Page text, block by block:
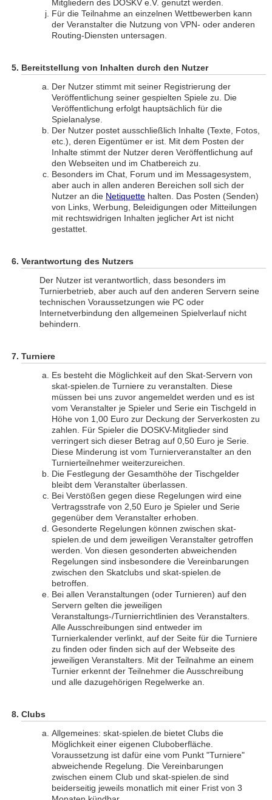
Mitgliedern des DOSKV e.V. genutzt werden.
Für die Teilnahme an einzelnen Wettbewerben kann
der Veranstalter die Nutzung von VPN- oder anderen
Routing-Diensten untersagen.
Bereitstellung von Inhalten durch den Nutzer
Der Nutzer stimmt mit seiner Registrierung der
Veröffentlichung seiner gespielten Spiele zu. Die
Veröffentlichung erfolgt hauptsächlich für die
Spielanalyse.
Der Nutzer postet ausschließlich Inhalte (Texte, Fotos,
etc.), deren Eigentümer er ist. Mit dem Posten der
Inhalte stimmt der Nutzer deren Veröffentlichung auf
den Webseiten und im Chatbereich zu.
Besonders im Chat, Forum und im Messagesystem,
aber auch in allen anderen Bereichen soll sich der
Nutzer an die Netiquette halten. Das Posten (Senden)
von Links, Werbung, Beleidigungen oder Mitteilungen
mit rechtswidrigen Inhalten jeglicher Art ist nicht
gestattet.
Verantwortung des Nutzers
Der Nutzer ist verantwortlich, dass besonders im
Turnierbetrieb, aber auch auf den anderen Servern seine
technischen Voraussetzungen wie PC oder
Internetverbindung den allgemeinen Spielverlauf nicht
behindern.
Turniere
Es besteht die Möglichkeit auf den Skat-Servern von
skat-spielen.de Turniere zu veranstalten. Diese
müssen bei uns zuvor angemeldet werden und es ist
vom Veranstalter je Spieler und Serie ein Tischgeld in
Höhe von 1,00 Euro zur Deckung der Serverkosten zu
zahlen. Für Spieler die DOSKV-Mitglieder sind
verringert sich dieser Betrag auf 0,50 Euro je Serie.
Diese Minderung ist vom Turnierveranstalter an den
Turnierteilnehmer weiterzureichen.
Die Festlegung der Gesamthöhe der Tischgelder
bleibt dem Veranstalter überlassen.
Bei Verstößen gegen diese Regelungen wird eine
Vertragsstrafe von 2,50 Euro je Spieler und Serie
gegenüber dem Veranstalter erhoben.
Gesonderte Regelungen können zwischen skat-
spielen.de und dem jeweiligen Veranstalter getroffen
werden. Von diesen gesonderten abweichenden
Regelungen sind insbesondere die Vereinbarungen
zwischen den Skatclubs und skat-spielen.de
betroffen.
Bei allen Veranstaltungen (oder Turnieren) auf den
Servern gelten die jeweiligen
Veranstaltungs-/Turnierrichtlinien des Veranstalters.
Alle Ausschreibungen sind entweder im
Turnierkalender verlinkt, auf der Seite für die Turniere
zu finden oder finden sich auf der Webseite des
jeweiligen Veranstalters. Mit der Teilnahme an einem
Turnier erkennt der Teilnehmer die Ausschreibung
und alle dazugehörigen Regelwerke an.
Clubs
Allgemeines: skat-spielen.de bietet Clubs die
Möglichkeit einer eigenen Cluboberfläche.
Voraussetzung ist dafür eine vom Punkt "Turniere"
abweichende Regelung. Die Vereinbarungen
zwischen einem Club und skat-spielen.de sind
beiderseitig jeweils monatlich mit einer Frist von 3